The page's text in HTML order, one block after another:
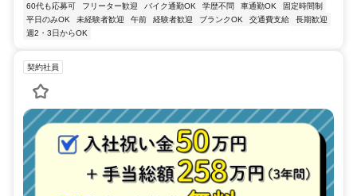
60代も応募可
フリーター歓迎 バイク通勤OK 学歴不問 車通勤OK
固定時間制
平日のみOK
未経験者歓迎 午前 経験者歓迎 ブランクOK 交通費支給
長期歓迎
週2・3日からOK
契約社員